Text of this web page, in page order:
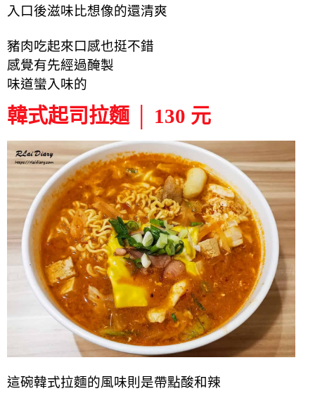
入口後滋味比想像的還清爽
豬肉吃起來口感也挺不錯
感覺有先經過醃製
味道蠻入味的
韓式起司拉麵 │ 130 元
這碗韓式拉麵的風味則是帶點酸和辣